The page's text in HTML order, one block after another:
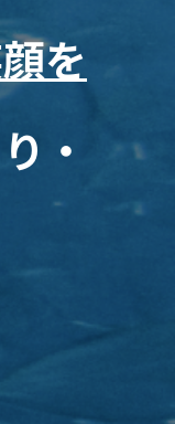
を
・